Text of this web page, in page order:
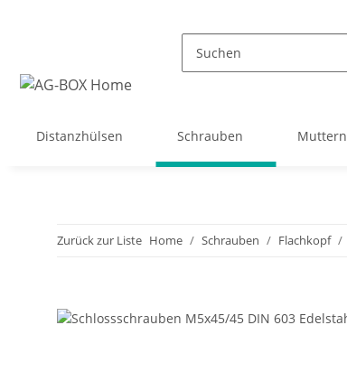
Distanzhülsen Schrauben Muttern
Zurück zur Liste Home Schrauben Flachkopf